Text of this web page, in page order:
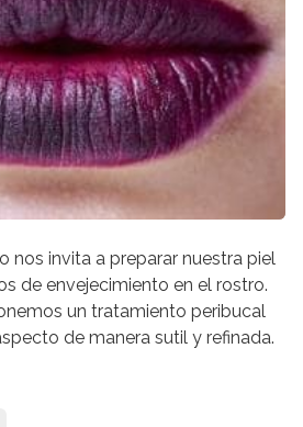
nos invita a preparar nuestra piel
de envejecimiento en el rostro.
un tratamiento peribucal
de manera sutil y refinada.